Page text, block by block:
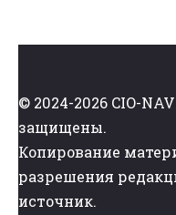
© 2024-2026 CIO-
защищены.
Копирование
разрешения
источник.